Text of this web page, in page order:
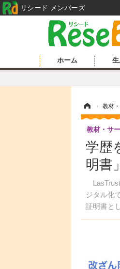
ホーム
› 教材
学歴
明書
ジタル化
証明書と
教材・サ
リシード メンバーズ